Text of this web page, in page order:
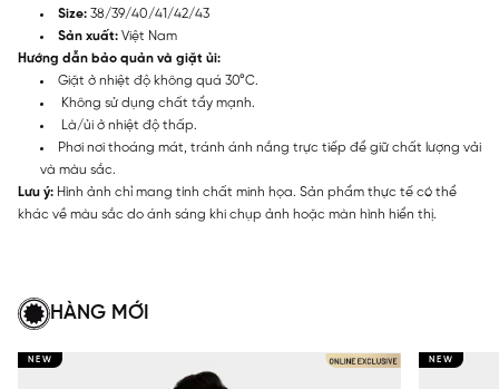
Size: 38/39/40/41/42/43
Sản xuất: Việt Nam
Hướng dẫn bảo quản và giặt ủi:
Giặt ở nhiệt độ không quá 30°C.
Không sử dụng chất tẩy mạnh.
Là/ủi ở nhiệt độ thấp.
Phơi nơi thoáng mát, tránh ánh nắng trực tiếp để giữ chất lượng vải
và màu sắc.
Lưu ý: Hình ảnh chỉ mang tính chất minh họa. Sản phẩm thực tế có thể
khác về màu sắc do ánh sáng khi chụp ảnh hoặc màn hình hiển thị.
HÀNG MỚI
NEW NEW